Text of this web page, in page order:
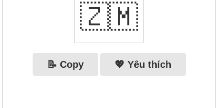
🇿🇲
📝 Copy 💖 Yêu thích